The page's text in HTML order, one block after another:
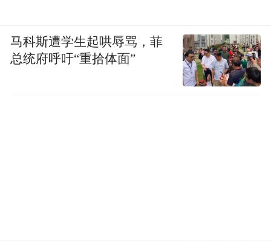
pictures and audios if any) is uploaded and posted
by the user of Dafeng Hao, which is a social media
platform and merely provides information storage
马科斯遭学生起哄辱骂，菲
总统府呼吁“重拾体面”